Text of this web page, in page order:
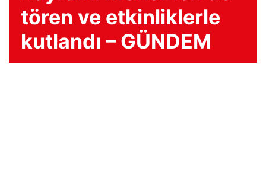
tören ve etkinliklerle
kutlandı – GÜNDEM